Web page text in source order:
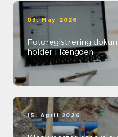
03. May 2026
Fotoregistrering dokumentation, der
holder i længden
15. April 2026